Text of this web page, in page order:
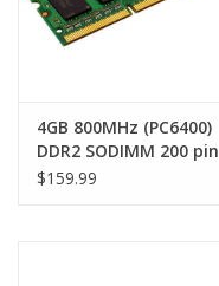
4GB 800MHz (PC6400)
DDR2 SODIMM 200 pin
RAM module
$159.99